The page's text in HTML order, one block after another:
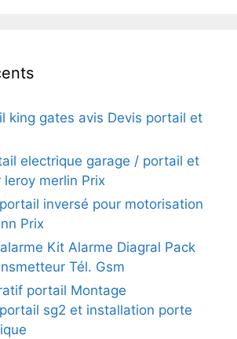
king gates avis Devis portail et
electrique garage / portail et
merlin Prix
inversé pour motorisation
Prix
Kit Alarme Diagral Pack
Tél. Gsm
portail Montage
sg2 et installation porte